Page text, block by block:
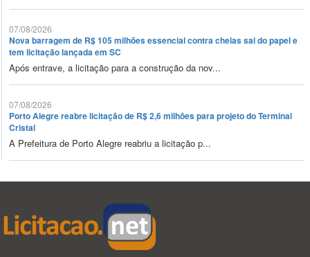
07/08/2026
Nova barragem de R$ 105 milhões essencial contra cheias sai do papel e
tem licitação lançada em SC
Após entrave, a licitação para a construção da nov...
07/08/2026
Porto Alegre reabre licitação de R$ 2,6 milhões para projeto do Terminal
Cristal
A Prefeitura de Porto Alegre reabriu a licitação p...